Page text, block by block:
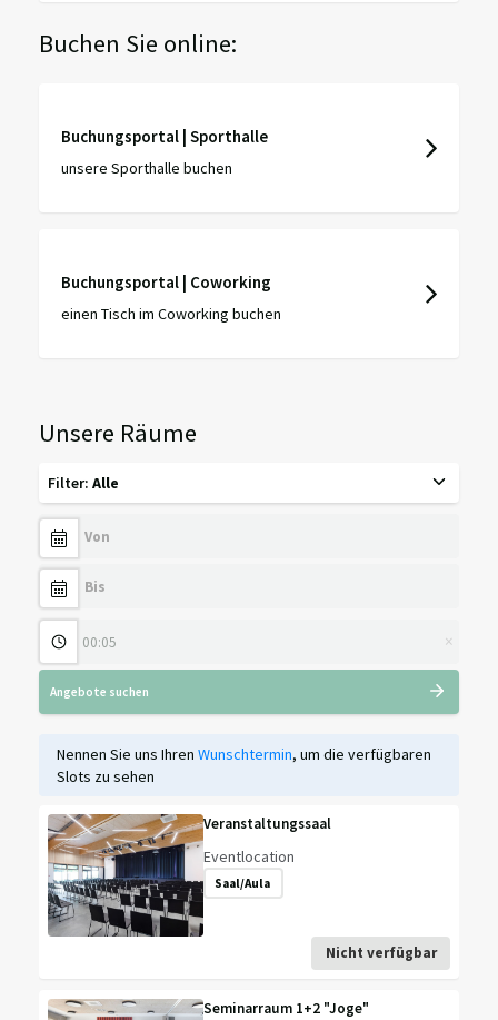
Buchen Sie online:
Buchungsportal | Sporthalle
unsere Sporthalle buchen
Buchungsportal | Coworking
einen Tisch im Coworking buchen
Unsere Räume
Filter: Alle
×
Angebote suchen
Nennen Sie uns Ihren Wunschtermin, um die verfügbaren
Slots zu sehen
Veranstaltungssaal
Eventlocation
Saal/Aula
Nicht verfügbar
Seminarraum 1+2 "Joge"